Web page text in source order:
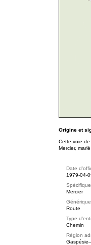
Origine et
Cette voie
Mercier,
Date
1979-04-
Spécifique
Mercier
Route
Type
Chemin
Région